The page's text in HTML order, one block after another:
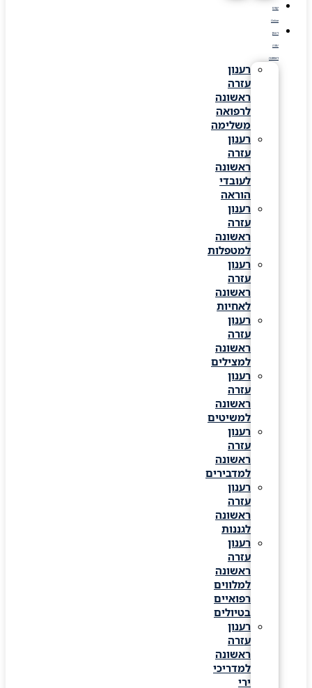
רענון
עזרה
ראשונה
לרפואה
משלימה
רענון
עזרה
ראשונה
לעובדי
הוראה
רענון
עזרה
ראשונה
למטפלות
רענון
עזרה
ראשונה
לאחיות
רענון
עזרה
ראשונה
למצילים
רענון
עזרה
ראשונה
למשיטים
רענון
עזרה
ראשונה
למדבירים
רענון
עזרה
ראשונה
לגננות
רענון
עזרה
ראשונה
למלווים
רפואיים
בטיולים
רענון
עזרה
ראשונה
למדריכי